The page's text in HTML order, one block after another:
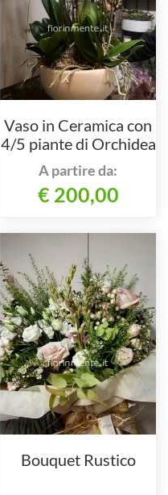
Vaso in Ceramica con
4/5 piante di Orchidea
Phalaenopsis
A partire da:
€ 200,00
Bouquet Rustico